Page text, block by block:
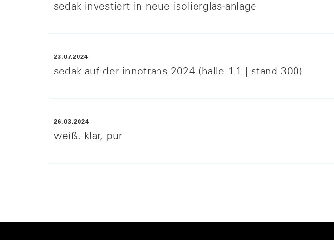
sedak investiert in neue isolierglas-anlage
23.07.2024
sedak auf der innotrans 2024 (halle 1.1 | stand 300)
26.03.2024
weiß, klar, pur